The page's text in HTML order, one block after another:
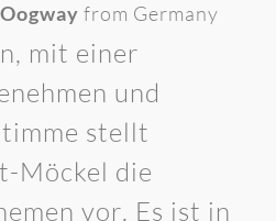
from Germany
mit einer
und
stellt
Möckel die
vor. Es ist in